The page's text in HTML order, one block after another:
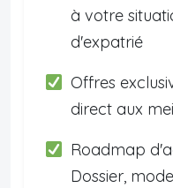
à votre
d'expatrié
Offres
direct aux
Roadmap
Dossier,